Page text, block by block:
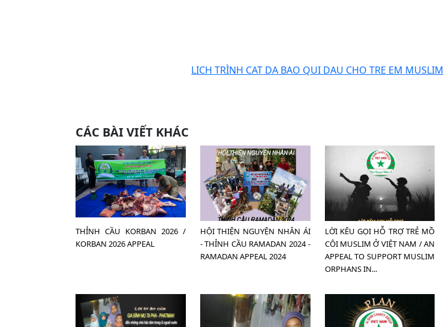
LICH TRÌNH CAT DA BAO QUI DAU CHO TRE EM MUSLIM
CÁC BÀI VIẾT KHÁC
THỈNH CẦU KORBAN 2026 /
KORBAN 2026 APPEAL
HỘI THIỆN NGUYỆN NHÂN ÁI
- THỈNH CẦU RAMADAN 2024 -
RAMADAN APPEAL 2024
LỜI KÊU GỌI HỖ TRỢ TRẺ MỒ
CÔI MUSLIM Ở VIỆT NAM / AN
APPEAL TO SUPPORT MUSLIM
ORPHANS IN...